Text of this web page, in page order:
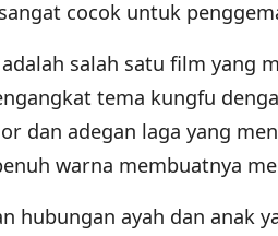
cocok untuk
salah satu film yang
tema kungfu
dan adegan laga yang
warna membuatnya
hubungan ayah dan anak